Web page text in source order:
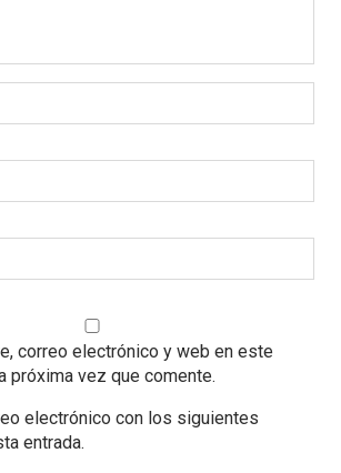
correo electrónico y web en este
próxima vez que comente.
electrónico con los siguientes
entrada.